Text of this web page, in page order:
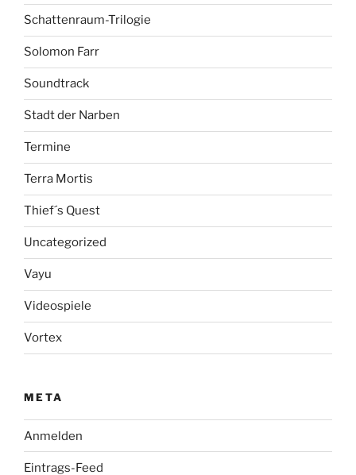
Schattenraum-Trilogie
Solomon Farr
Soundtrack
Stadt der Narben
Termine
Terra Mortis
Thief´s Quest
Uncategorized
Vayu
Videospiele
Vortex
META
Anmelden
Eintrags-Feed